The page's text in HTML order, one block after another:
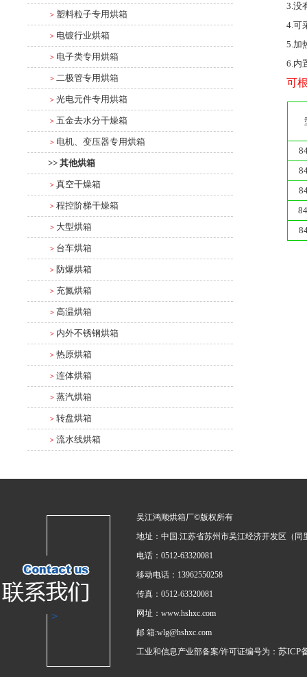
> 塑料粒子专用烘箱
> 电镀行业烘箱
> 电子类专用烘箱
> 二极管专用烘箱
> 光电元件专用烘箱
> 五金去水分干燥箱
> 电机、变压器专用烘箱
>> 其他烘箱
> 真空干燥箱
> 程控阶梯干燥箱
> 大型烘箱
> 台车烘箱
> 防爆烘箱
> 充氮烘箱
> 高温烘箱
> 内外不锈钢烘箱
> 热原烘箱
> 连体烘箱
> 蒸汽烘箱
> 转盘烘箱
> 流水线烘箱
3.没
4.可
5.加
6.内
可
吴江鸿顺烘箱厂©版权所有
地址：中国.江苏省苏州市吴江经济开发区（同
电话：0512-63320081
移动电话：13962550258
传真：0512-63320081
网址：www.hshxc.com
邮 箱:wlg@hshxc.com
工业和信息产业部备案/许可证编号为： 苏ICP